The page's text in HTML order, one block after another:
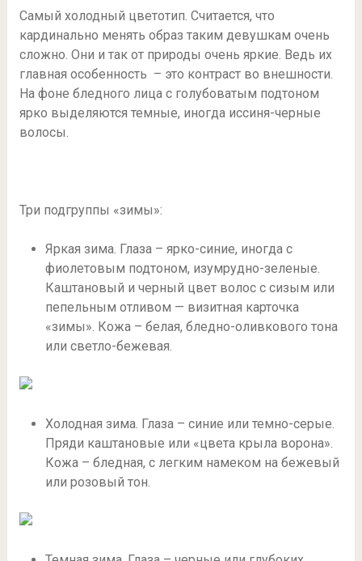
Самый холодный цветотип. Считается, что
кардинально менять образ таким девушкам очень
сложно. Они и так от природы очень яркие. Ведь их
главная особенность – это контраст во внешности.
На фоне бледного лица с голубоватым подтоном
ярко выделяются темные, иногда иссиня-черные
волосы.
Три подгруппы «зимы»:
Яркая зима. Глаза – ярко-синие, иногда с
фиолетовым подтоном, изумрудно-зеленые.
Каштановый и черный цвет волос с сизым или
пепельным отливом — визитная карточка
«зимы». Кожа – белая, бледно-оливкового тона
или светло-бежевая.
Холодная зима. Глаза – синие или темно-серые.
Пряди каштановые или «цвета крыла ворона».
Кожа – бледная, с легким намеком на бежевый
или розовый тон.